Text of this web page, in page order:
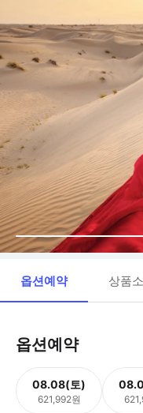
옵션예약 상품
옵션예약
08.08(토)
621,992원